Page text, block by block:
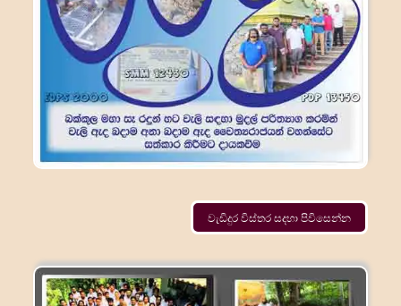
වැඩිදුර විස්තර සදහා පිවිසෙන්න